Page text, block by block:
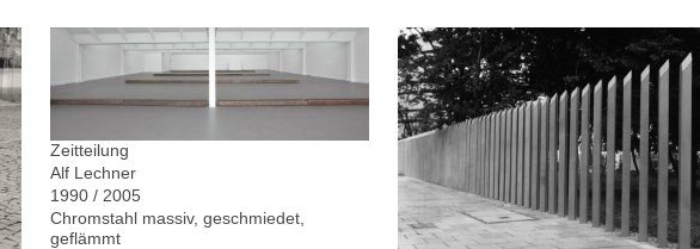
Zeitteilung
Alf Lechner
1990 / 2005
Chromstahl massiv, geschmiedet,
geflämmt